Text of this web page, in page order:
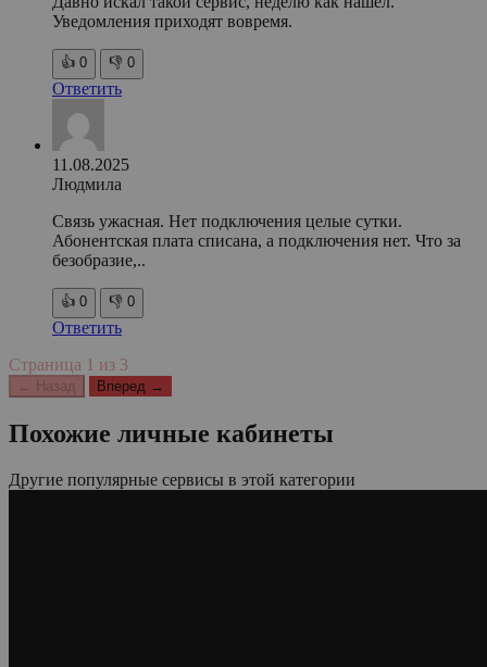
Уведомления приходят вовремя.
👍 0 👎 0
Ответить
11.08.2025
Людмила
Связь ужасная. Нет подключения целые сутки.
Абонентская плата списана, а подключения нет. Что за
безобразие,..
👍 0 👎 0
Ответить
Страница 1 из 3
← Назад Вперед →
Похожие личные кабинеты
Другие популярные сервисы в этой категории